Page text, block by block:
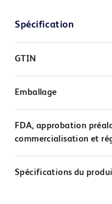
Spécification
GTIN
Emballage
FDA, approbation
commercialisation et
Spécifications du